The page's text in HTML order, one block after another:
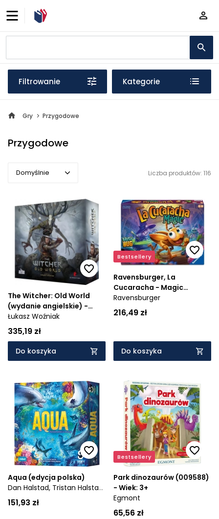
Filtrowanie Kategorie
Gry Przygodowe
Przygodowe
Domyślnie
Popularne
Cena rosnąco
Cena malejąco
Od najnowszych
Od najstarszych
Liczba produktów: 116
The Witcher: Old World
(wydanie angielskie) -
Wiek: 16+
Łukasz Woźniak
335,19 zł
Do koszyka
Bestsellery
Ravensburger, La
Cucaracha - Magic
(24833) - Wiek: 5+
Ravensburger
216,49 zł
Do koszyka
Aqua (edycja polska)
Dan Halstad, Tristan Halstad,
Vincent Dutrait
151,93 zł
Bestsellery
Park dinozaurów (009588)
- Wiek: 3+
Egmont
65,56 zł